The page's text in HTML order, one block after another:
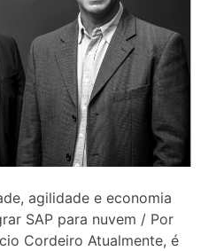
agilidade e economia
SAP para nuvem / Por
Cordeiro Atualmente, é